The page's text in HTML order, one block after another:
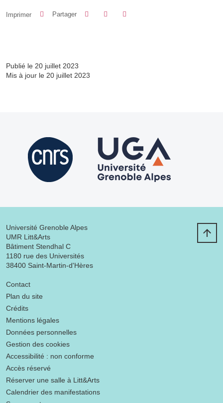
Imprimer Partager Partager sur Facebook
Partager sur LinkedIn
Publié le 20 juillet 2023
Mis à jour le 20 juillet 2023
Université Grenoble Alpes
UMR Litt&Arts
Bâtiment Stendhal C
1180 rue des Universités
38400 Saint-Martin-d'Hères
Menu footer
Contact
Plan du site
Crédits
Mentions légales
Données personnelles
Gestion des cookies
Accessibilité : non conforme
Accès réservé
Réserver une salle à Litt&Arts
Calendrier des manifestations